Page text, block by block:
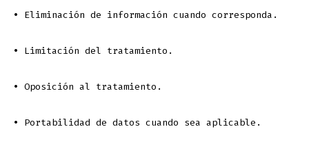
• Eliminación de información cuando corresponda.
• Limitación del tratamiento.
• Oposición al tratamiento.
• Portabilidad de datos cuando sea aplicable.